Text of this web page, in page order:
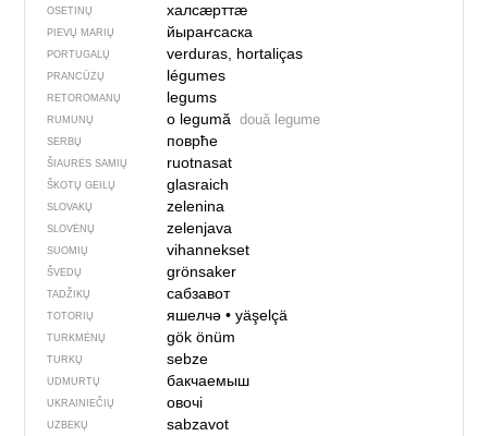
OSETINŲ халсӕрттӕ
PIEVŲ MARIŲ йыраҥсаска
PORTUGALŲ verduras, hortaliças
PRANCŪZŲ légumes
RETOROMANŲ legums
RUMUNŲ o legumă două legume
SERBŲ поврће
ŠIAURĖS SAMIŲ ruotnasat
ŠKOTŲ GEILŲ glasraich
SLOVAKŲ zelenina
SLOVĖNŲ zelenjava
SUOMIŲ vihannekset
ŠVEDŲ grönsaker
TADŽIKŲ сабзавот
TOTORIŲ яшелчә• yäşelçä
TURKMĖNŲ gök önüm
TURKŲ sebze
UDMURTŲ бакчаемыш
UKRAINIEČIŲ овочі
UZBEKŲ sabzavot